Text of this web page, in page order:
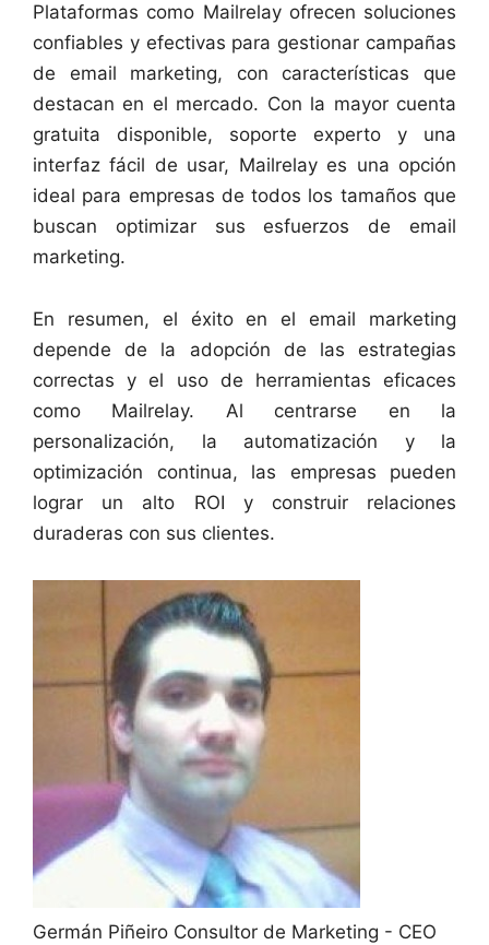
Plataformas como Mailrelay ofrecen soluciones
confiables y efectivas para gestionar campañas
de email marketing, con características que
destacan en el mercado. Con la mayor cuenta
gratuita disponible, soporte experto y una
interfaz fácil de usar, Mailrelay es una opción
ideal para empresas de todos los tamaños que
buscan optimizar sus esfuerzos de email
marketing.
En resumen, el éxito en el email marketing
depende de la adopción de las estrategias
correctas y el uso de herramientas eficaces
como Mailrelay. Al centrarse en la
personalización, la automatización y la
optimización continua, las empresas pueden
lograr un alto ROI y construir relaciones
duraderas con sus clientes.
Germán Piñeiro Consultor de Marketing - CEO